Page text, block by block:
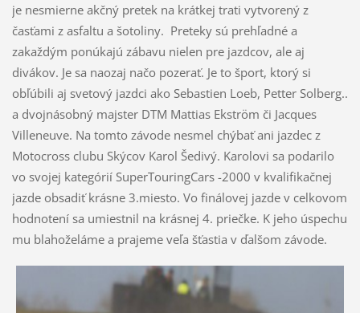
je nesmierne akčný pretek na krátkej trati vytvorený z
časťami z asfaltu a šotoliny. Preteky sú prehľadné a
zakaždým ponúkajú zábavu nielen pre jazdcov, ale aj
divákov. Je sa naozaj načo pozerať. Je to šport, ktorý si
obľúbili aj svetový jazdci ako Sebastien Loeb, Petter Solberg..
a dvojnásobný majster DTM Mattias Ekström či Jacques
Villeneuve. Na tomto závode nesmel chýbať ani jazdec z
Motocross clubu Skýcov Karol Šedivý. Karolovi sa podarilo
vo svojej kategórií SuperTouringCars -2000 v kvalifikačnej
jazde obsadiť krásne 3.miesto. Vo finálovej jazde v celkovom
hodnotení sa umiestnil na krásnej 4. priečke. K jeho úspechu
mu blahoželáme a prajeme veľa šťastia v ďalšom závode.